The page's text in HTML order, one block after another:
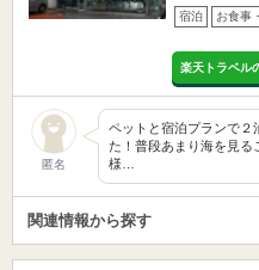
宿泊 お食事
楽天トラベル
匿名
ペットと宿泊プランで２
た！普段あまり海を見る
様…
関連情報から探す